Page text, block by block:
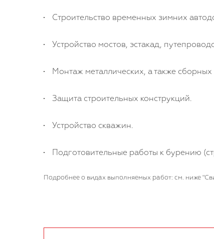
Строительство временных зимних
Устройство мостов, эстакад,
Монтаж металлических, а также
Защита строительных конструкций.
Устройство скважин.
Подготовительные работы к бурению
Подробнее о видах выполняемых работ: см. ниже